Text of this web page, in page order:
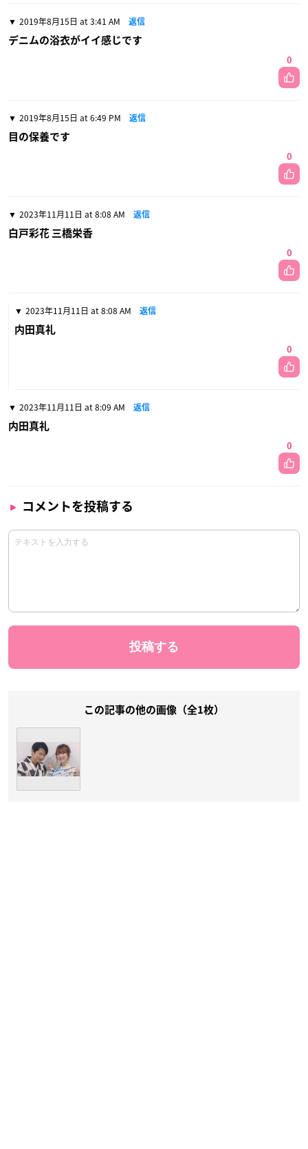
2019年8月15日 at 3:41 AM 返信
デニムの浴衣がイイ感じです
0
2019年8月15日 at 6:49 PM 返信
目の保養です
0
2023年11月11日 at 8:08 AM 返信
白戸彩花 三橋栄香
0
2023年11月11日 at 8:08 AM 返信
内田真礼
0
2023年11月11日 at 8:09 AM 返信
内田真礼
0
コメントを投稿する
この記事の他の画像（全1枚）